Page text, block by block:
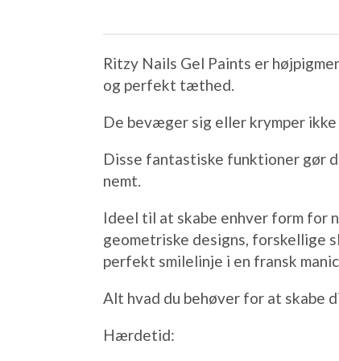
Ritzy Nails Gel Paints er
og perfekt tæthed.
De bevæger sig eller krymper
Disse fantastiske funktioner gør
nemt.
Ideel til at skabe enhver form for
geometriske designs, forskellige
perfekt smilelinje i en fransk
Alt hvad du behøver for at skabe
Hærdetid: